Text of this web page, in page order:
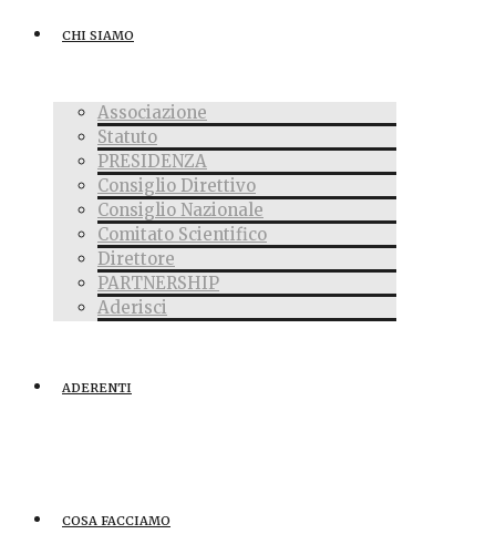
CHI SIAMO
Associazione
Statuto
PRESIDENZA
Consiglio Direttivo
Consiglio Nazionale
Comitato Scientifico
Direttore
PARTNERSHIP
Aderisci
ADERENTI
COSA FACCIAMO